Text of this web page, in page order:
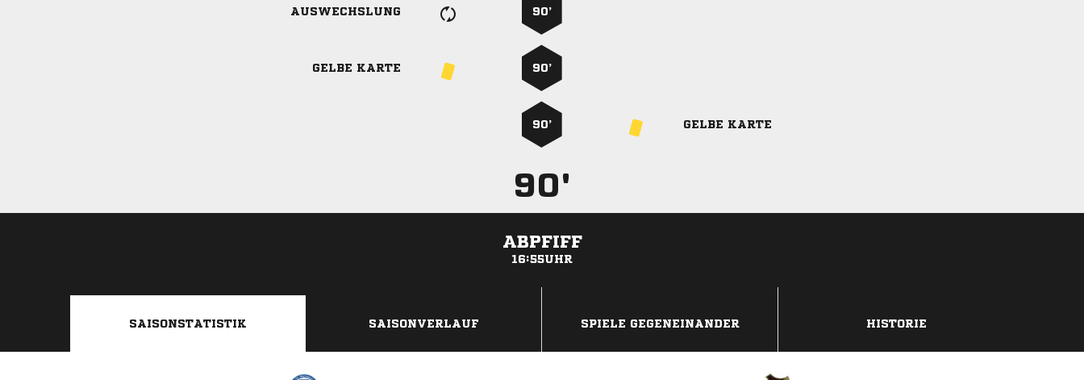
AUSWECHSLUNG 90’
GELBE KARTE 90’
90’ GELBE KARTE
90'
ABPFIFF
16:55UHR
SAISONSTATISTIK SAISONVERLAUF SPIELE GEGENEINANDER HISTORIE